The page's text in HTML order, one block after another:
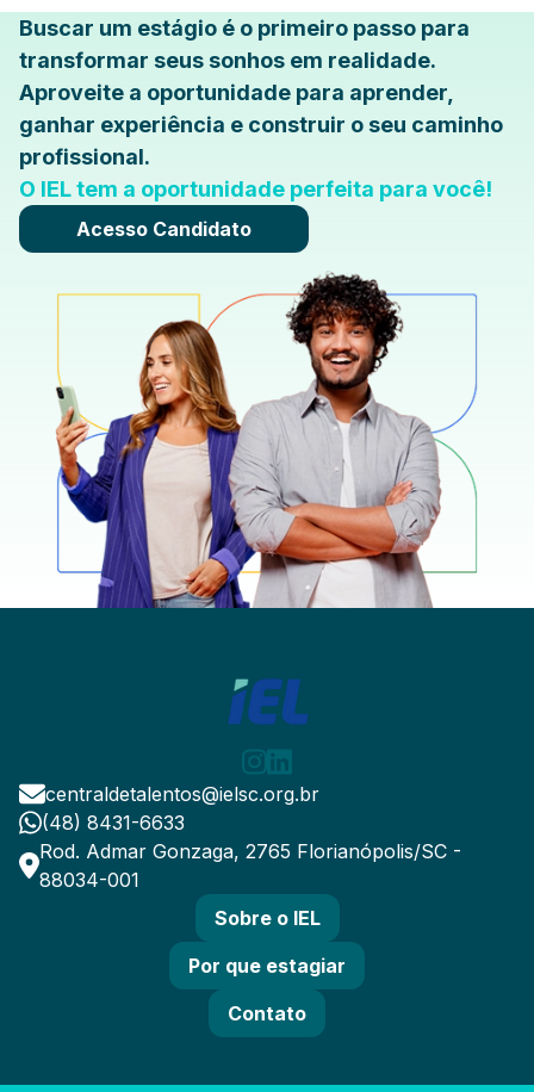
Buscar um estágio é o primeiro passo para
transformar seus sonhos em realidade.
Aproveite a oportunidade para aprender,
ganhar experiência e construir o seu caminho
profissional.
O IEL tem a oportunidade perfeita para você!
Acesso Candidato
centraldetalentos@ielsc.org.br
(48) 8431-6633
Rod. Admar Gonzaga, 2765 Florianópolis/SC -
88034-001
Sobre o IEL
Por que estagiar
Contato